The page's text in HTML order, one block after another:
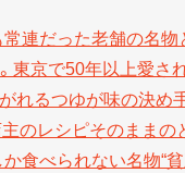
常連だった老舗の名
東京で50年以上愛さ
れるつゆが味の決め
のレシピそのままの
か食べられない名物“